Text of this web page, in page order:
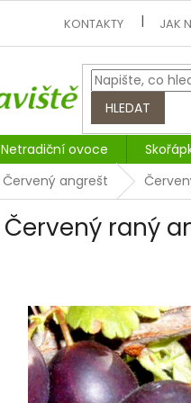
KONTAKTY JAK
HLEDAT
Netradiční ovoce
Červený angrešt
Červený raný